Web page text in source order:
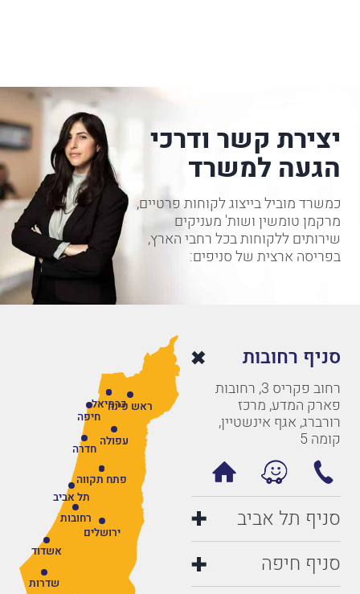
יצירת קשר ודרכי
הגעה למשרד
כמשרד מוביל בייצוג לקוחות פרטיים,
מרקמן טומשין ושות' מעניקים
שירותים ללקוחות בכל רחבי הארץ,
בפריסה ארצית של סניפים:
סניף רחובות
רחוב פקריס 3, רחובות
פארק המדע, מרכז
רורברג, אגף אינשטיין,
קומה 5
סניף תל אביב
סניף חיפה
רחובות
תל אביב
חיפה
ירושלים
פתח תקווה
חדרה
אשדוד
שדרות
עפולה
ראש פינהכרמיאל